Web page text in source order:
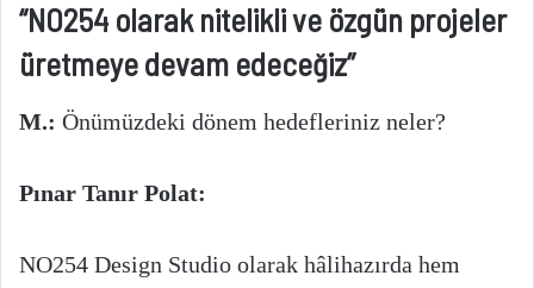
“NO254 olarak nitelikli ve özgün projeler
üretmeye devam edeceğiz”
M.: Önümüzdeki dönem hedefleriniz neler?
Pınar Tanır Polat:
NO254 Design Studio olarak hâlihazırda hem